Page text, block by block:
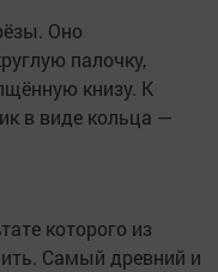
Оно
палочку,
книзу. К
в виде кольца —
которого из
Самый древний и